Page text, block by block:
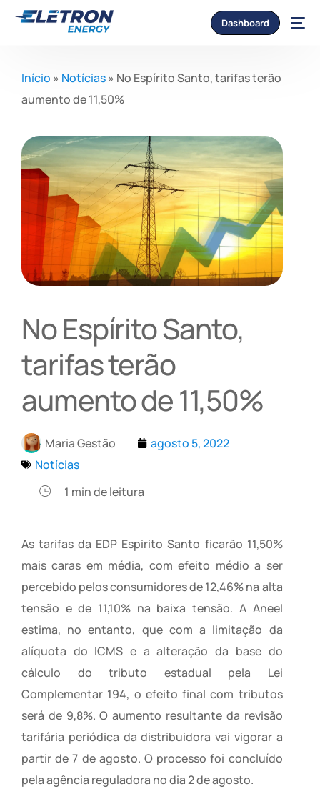
Dashboard
Início » Notícias» No Espírito Santo, tarifas terão
aumento de 11,50%
No Espírito Santo,
tarifas terão
aumento de 11,50%
Maria Gestão
agosto 5, 2022
Notícias
1 min de leitura
As tarifas da EDP Espirito Santo ficarão 11,50%
mais caras em média, com efeito médio a ser
percebido pelos consumidores de 12,46% na alta
tensão e de 11,10% na baixa tensão. A Aneel
estima, no entanto, que com a limitação da
alíquota do ICMS e a alteração da base do
cálculo do tributo estadual pela Lei
Complementar 194, o efeito final com tributos
será de 9,8%. O aumento resultante da revisão
tarifária periódica da distribuidora vai vigorar a
partir de 7 de agosto. O processo foi concluído
pela agência reguladora no dia 2 de agosto.